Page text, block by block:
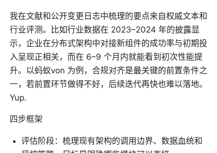
我在文献和公开变更日志中梳理的要点来自权威文本和
行业评测。比如行业数据在 2023–2024 年的披露显
示，企业在分布式架构中对接新组件的成功率与初期投
入呈现正相关，而在 6–9 个月内就能看到初次性能提
升。以蚂蚁von 为例，合规对齐是最关键的前置条件之
一，若前置环节做得不好，后续迭代再快也难以落地。
Yup.
四步框架
评估阶段：梳理现有架构的调用边界、数据血统和